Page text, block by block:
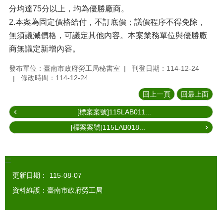
分均達75分以上，均為優勝廠商。
2.本案為固定價格給付，不訂底價；議價程序不得免除，
無須議減價格，可議定其他內容。本案業務單位與優勝廠
商無議定新增內容。
發布單位：臺南市政府勞工局秘書室
刊登日期：114-12-24
修改時間：114-12-24
回上一頁 回最上面
[標案案號]115LAB011...
[標案案號]115LAB018...
:::
更新日期：
115-08-07
資料維護：臺南市政府勞工局